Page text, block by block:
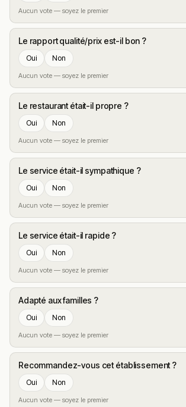
Aucun vote — soyez le premier
Le rapport qualité/prix est-il bon ?
Oui Non
Aucun vote — soyez le premier
Le restaurant était-il propre ?
Oui Non
Aucun vote — soyez le premier
Le service était-il sympathique ?
Oui Non
Aucun vote — soyez le premier
Le service était-il rapide ?
Oui Non
Aucun vote — soyez le premier
Adapté aux familles ?
Oui Non
Aucun vote — soyez le premier
Recommandez-vous cet établissement ?
Oui Non
Aucun vote — soyez le premier